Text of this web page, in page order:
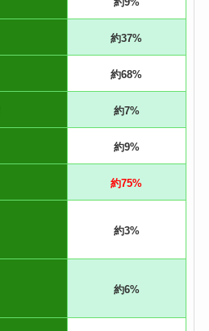
約37%
約68%
約7%
約9%
約75%
約3%
約6%